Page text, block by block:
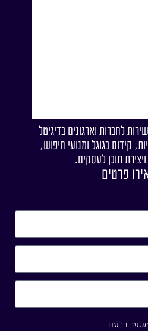
לחברות וארגונים בדיגיטל
קידום בגוגל ומנועי חיפוש,
תוכן לעסקים.
פרטים
מסער ברעם